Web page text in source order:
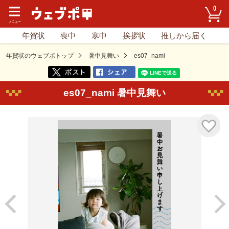
0
年賀状 喪中 寒中 挨拶状 推しから届く
年賀状のウェブポトップ 暑中見舞い es07_nami
es07_nami 暑中見舞い